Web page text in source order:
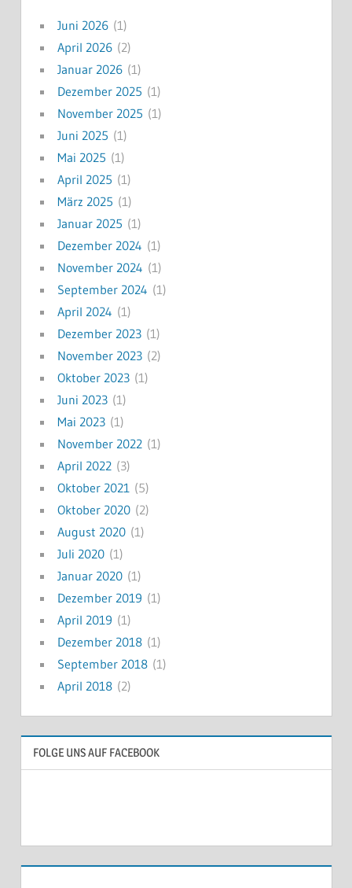
Juni 2026(1)
April 2026(2)
Januar 2026(1)
Dezember 2025 (1)
November 2025 (1)
Juni 2025 (1)
Mai 2025 (1)
April 2025 (1)
März 2025 (1)
Januar 2025 (1)
Dezember 2024 (1)
November 2024 (1)
September 2024 (1)
April 2024 (1)
Dezember 2023(1)
November 2023(2)
Oktober 2023(1)
Juni 2023(1)
Mai 2023(1)
November 2022(1)
April 2022(3)
Oktober 2021 (5)
Oktober 2020(2)
August 2020(1)
Juli 2020(1)
Januar 2020(1)
Dezember 2019 (1)
April 2019 (1)
Dezember 2018(1)
September 2018(1)
April 2018(2)
FOLGE UNS AUF FACEBOOK